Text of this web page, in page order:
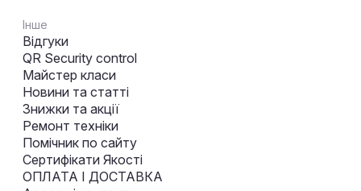
Інше
Відгуки
QR Security control
Майстер класи
Новини та статті
Знижки та акції
Ремонт техніки
Помічник по сайту
Сертифікати Якості
ОПЛАТА І ДОСТАВКА